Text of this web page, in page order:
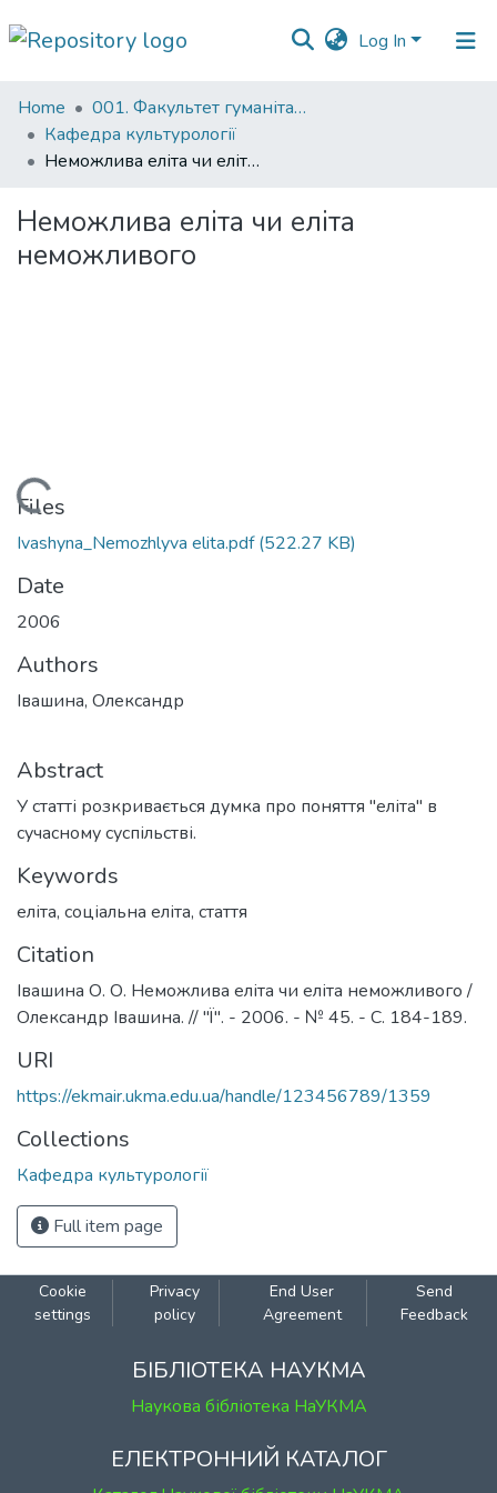
Log In
Communities
&
Collections
Statistics
Home
001. Факультет гуманітарних наук
Кафедра культурології
Неможлива еліта чи еліта неможливого
Неможлива еліта чи еліта
неможливого
Loading...
Files
Ivashyna_Nemozhlyva elita.pdf(522.27 KB)
Date
2006
Authors
Івашина, Олександр
Abstract
У статті розкривається думка про поняття "еліта" в
сучасному суспільстві.
Keywords
еліта, соціальна еліта, стаття
Citation
Івашина О. О. Неможлива еліта чи еліта неможливого /
Олександр Івашина. // "Ї". - 2006. - № 45. - С. 184-189.
URI
https://ekmair.ukma.edu.ua/handle/123456789/1359
Collections
Кафедра культурології
Full item page
Cookie
settings
Privacy
policy
End User
Agreement
Send
Feedback
БІБЛІОТЕКА НАУКМА
Наукова бібліотека НаУКМА
ЕЛЕКТРОННИЙ КАТАЛОГ